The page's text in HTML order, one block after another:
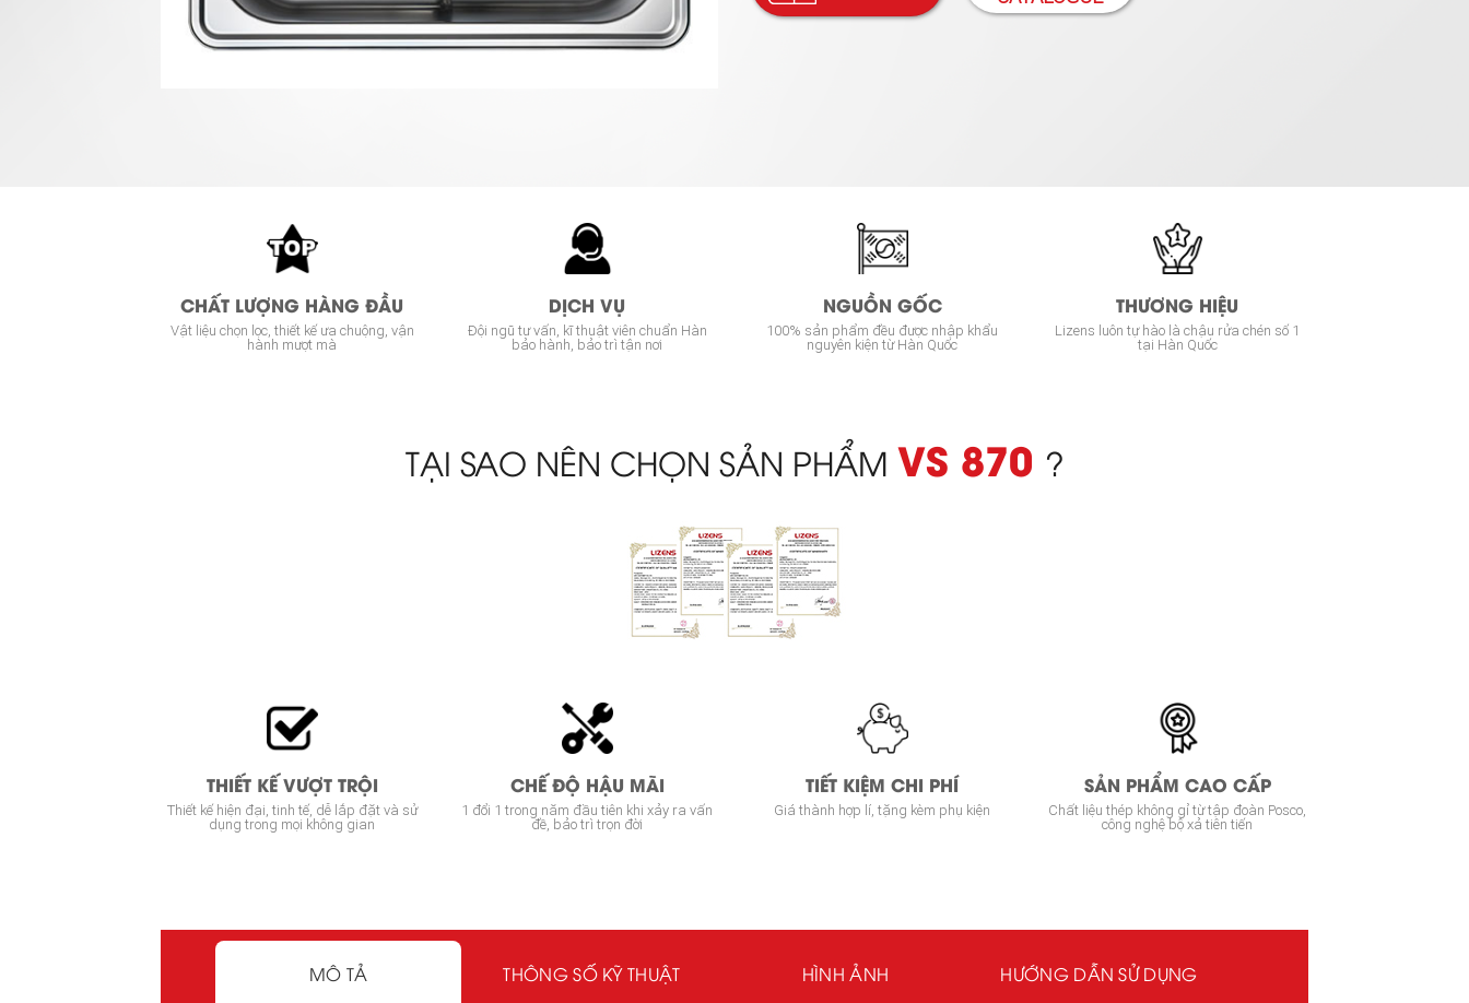
CHẤT LƯỢNG HÀNG ĐẦU
Vật liệu chọn lọc, thiết kế ưa chuộng, vận
hành mượt mà
DỊCH VỤ
Đội ngũ tư vấn, kĩ thuật viên chuẩn Hàn
bảo hành, bảo trì tận nơi
NGUỒN GỐC
100% sản phẩm đều được nhập khẩu
nguyên kiện từ Hàn Quốc
THƯƠNG HIỆU
Lizens luôn tự hào là chậu rửa chén số 1
tại Hàn Quốc
TẠI SAO NÊN CHỌN SẢN PHẨM VS 870 ?
THIẾT KẾ VƯỢT TRỘI
Thiết kế hiện đại, tinh tế, dễ lắp đặt và sử
dụng trong mọi không gian
CHẾ ĐỘ HẬU MÃI
1 đổi 1 trong năm đầu tiên khi xảy ra vấn
đề, bảo trì trọn đời
TIẾT KIỆM CHI PHÍ
Giá thành hợp lí, tặng kèm phụ kiện
SẢN PHẨM CAO CẤP
Chất liệu thép không gỉ từ tập đoàn Posco,
công nghệ bộ xả tiên tiến
MÔ TẢ THÔNG SỐ KỸ THUẬT HÌNH ẢNH HƯỚNG DẪN SỬ DỤNG